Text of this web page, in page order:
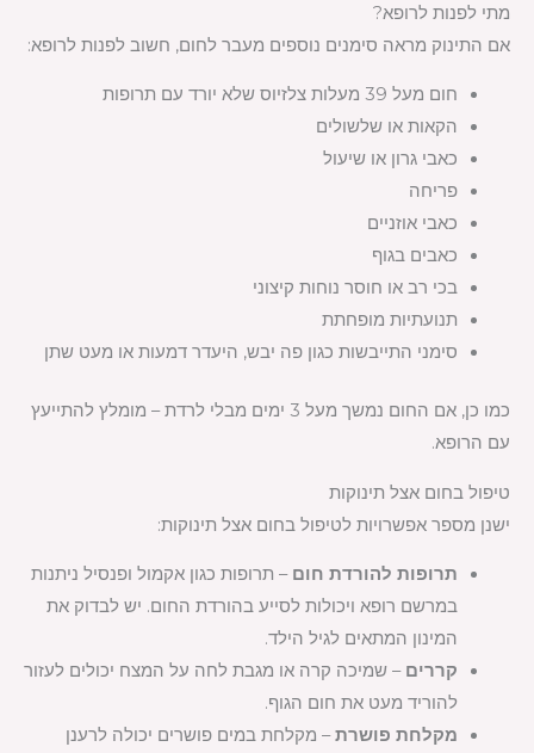
מתי לפנות לרופא?
אם התינוק מראה סימנים נוספים מעבר לחום, חשוב לפנות לרופא:
חום מעל 39 מעלות צלזיוס שלא יורד עם תרופות
הקאות או שלשולים
כאבי גרון או שיעול
פריחה
כאבי אוזניים
כאבים בגוף
בכי רב או חוסר נוחות קיצוני
תנועתיות מופחתת
סימני התייבשות כגון פה יבש, היעדר דמעות או מעט שתן
כמו כן, אם החום נמשך מעל 3 ימים מבלי לרדת – מומלץ להתייעץ
עם הרופא.
טיפול בחום אצל תינוקות
ישנן מספר אפשרויות לטיפול בחום אצל תינוקות:
תרופות להורדת חום – תרופות כגון אקמול ופנסיל ניתנות
במרשם רופא ויכולות לסייע בהורדת החום. יש לבדוק את
המינון המתאים לגיל הילד.
קררים – שמיכה קרה או מגבת לחה על המצח יכולים לעזור
להוריד מעט את חום הגוף.
מקלחת פושרת– מקלחת במים פושרים יכולה לרענן